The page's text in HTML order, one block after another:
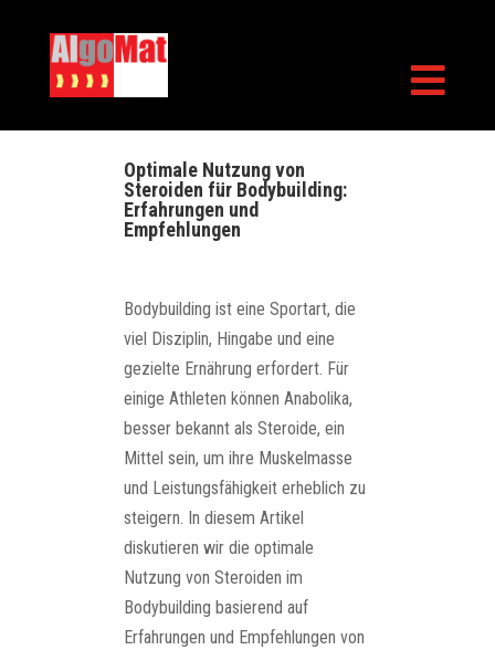

Optimale Nutzung von
Steroiden für Bodybuilding:
Erfahrungen und
Empfehlungen
Bodybuilding ist eine Sportart, die
viel Disziplin, Hingabe und eine
gezielte Ernährung erfordert. Für
einige Athleten können Anabolika,
besser bekannt als Steroide, ein
Mittel sein, um ihre Muskelmasse
und Leistungsfähigkeit erheblich zu
steigern. In diesem Artikel
diskutieren wir die optimale
Nutzung von Steroiden im
Bodybuilding basierend auf
Erfahrungen und Empfehlungen von